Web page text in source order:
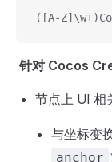
([A-
针对 Cocos
节点上 UI 相
与坐标变
anchor